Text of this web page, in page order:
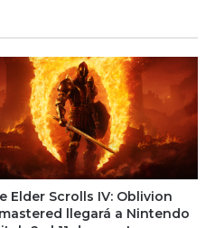
Elder Scrolls IV: Oblivion
llegará a Nintendo